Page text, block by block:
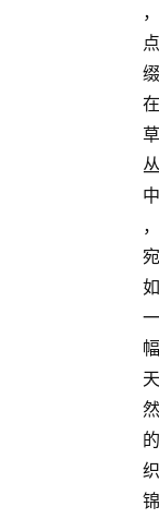
，
点
缀
在
草
丛
中
，
宛
如
一
幅
天
然
的
织
锦